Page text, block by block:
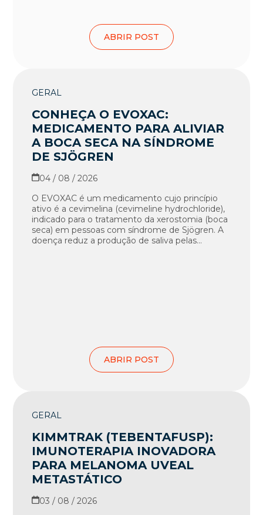
ABRIR POST
GERAL
CONHEÇA O EVOXAC:
MEDICAMENTO PARA ALIVIAR
A BOCA SECA NA SÍNDROME
DE SJÖGREN
04 / 08 / 2026
O EVOXAC é um medicamento cujo princípio
ativo é a cevimelina (cevimeline hydrochloride),
indicado para o tratamento da xerostomia (boca
seca) em pessoas com síndrome de Sjögren. A
doença reduz a produção de saliva pelas...
ABRIR POST
GERAL
KIMMTRAK (TEBENTAFUSP):
IMUNOTERAPIA INOVADORA
PARA MELANOMA UVEAL
METASTÁTICO
03 / 08 / 2026